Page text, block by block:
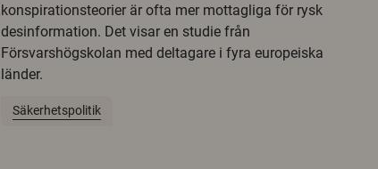
konspirationsteorier är ofta mer mottagliga för rysk
desinformation. Det visar en studie från
Försvarshögskolan med deltagare i fyra europeiska
länder.
Säkerhetspolitik